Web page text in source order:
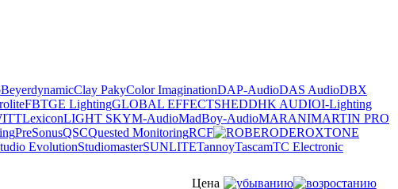
BeyerdynamicClay PakyColor ImaginationDAP-AudioDAS AudioDBX
FBTGE LightingGLOBAL EFFECTSHEDDHK AUDIOI-Lighting
LexiconLIGHT SKYM-AudioMadBoy-AudioMARANIMARTIN PRO
PreSonusQSCQuested MonitoringRCF ROBERODEROXTONE
EvolutionStudiomasterSUNLITETannoyTascamTC Electronic
Цена